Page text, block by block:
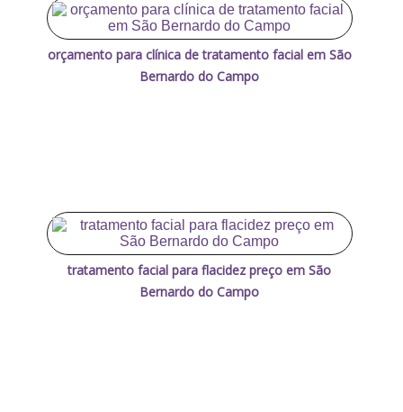
orçamento para clínica de tratamento facial em São
Bernardo do Campo
tratamento facial para flacidez preço em São
Bernardo do Campo